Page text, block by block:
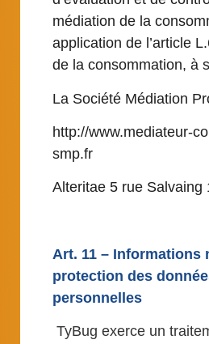
médiation de la
application de l’article
de la consommation, à
La Société Médiation
http://www.mediateur-
smp.fr
Alteritae 5 rue Salvaing
Art. 11 – Informations
protection des
personnelles
TyBug exerce un